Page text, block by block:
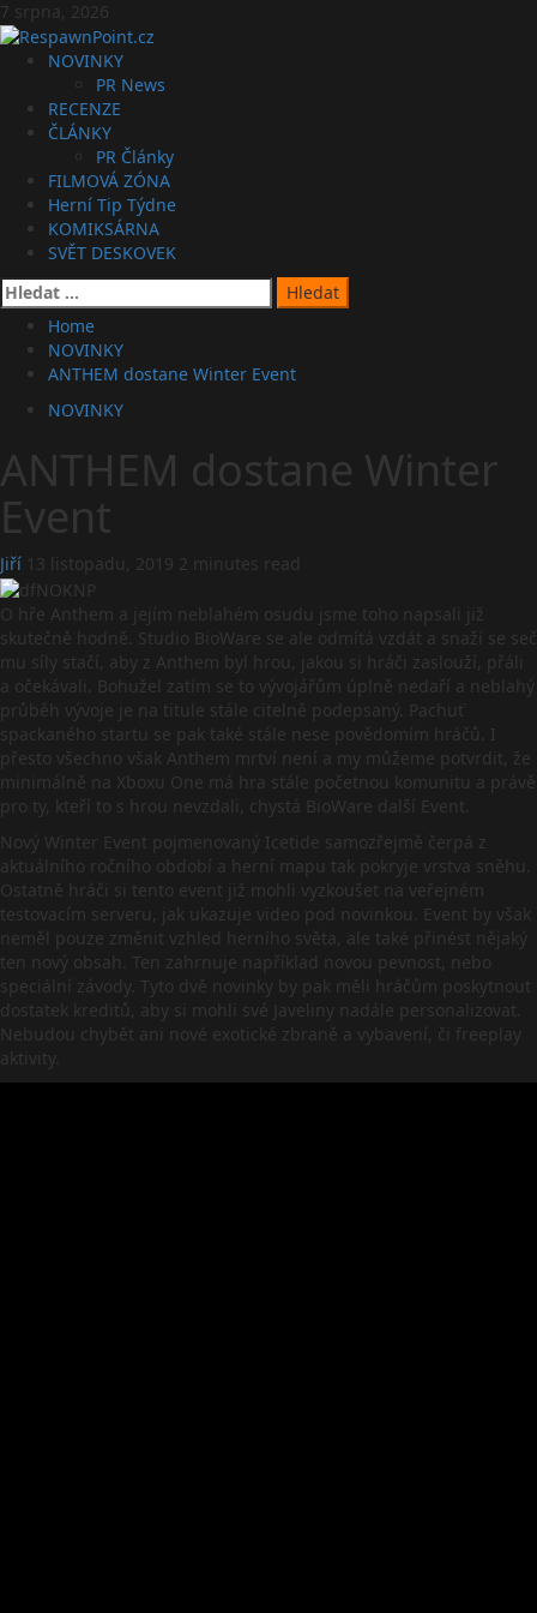
Skip
to
content
7 srpna, 2026
PrimaryNOVINKY
PR News
RECENZE
ČLÁNKY
PR Články
FILMOVÁ ZÓNA
Herní Tip Týdne
KOMIKSÁRNA
SVĚT DESKOVEK
Vyhledávání
Home
NOVINKY
ANTHEM dostane Winter Event
NOVINKY
ANTHEM dostane Winter
Event
Jiří 13 listopadu, 2019 2 minutes read
O hře Anthem a jejím neblahém osudu jsme toho napsali již
skutečně hodně. Studio BioWare se ale odmítá vzdát a snaží se seč
mu síly stačí, aby z Anthem byl hrou, jakou si hráči zaslouží, přáli
a očekávali. Bohužel zatím se to vývojářům úplně nedaří a neblahý
průběh vývoje je na titule stále citelně podepsaný. Pachuť
spackaného startu se pak také stále nese povědomím hráčů. I
přesto všechno však Anthem mrtví není a my můžeme potvrdit, že
minimálně na Xboxu One má hra stále početnou komunitu a právě
pro ty, kteří to s hrou nevzdali, chystá BioWare další Event.
Nový Winter Event pojmenovaný Icetide samozřejmě čerpá z
aktuálního ročního období a herní mapu tak pokryje vrstva sněhu.
Ostatně hráči si tento event již mohli vyzkoušet na veřejném
testovacím serveru, jak ukazuje video pod novinkou. Event by však
neměl pouze změnit vzhled herního světa, ale také přinést nějaký
ten nový obsah. Ten zahrnuje například novou pevnost, nebo
speciální závody. Tyto dvě novinky by pak měli hráčům poskytnout
dostatek kreditů, aby si mohli své Javeliny nadále personalizovat.
Nebudou chybět ani nové exotické zbraně a vybavení, či freeplay
aktivity.